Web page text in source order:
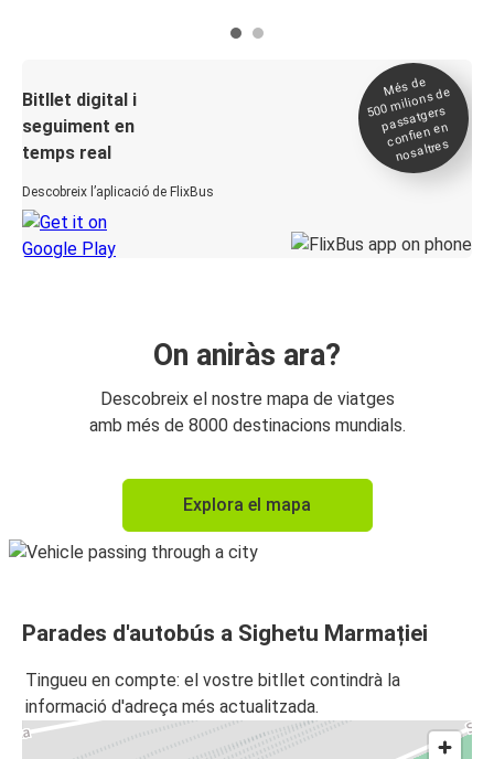
Bitllet digital i
seguiment en
temps real
Descobreix l’aplicació de FlixBus
Més de
500
milions de
passatgers
confien en
nosaltres
On aniràs ara?
Descobreix el nostre mapa de viatges
amb més de 8000 destinacions mundials.
Explora el mapa
Parades d'autobús a Sighetu Marmației
Tingueu en compte: el vostre bitllet contindrà la
informació d'adreça més actualitzada.